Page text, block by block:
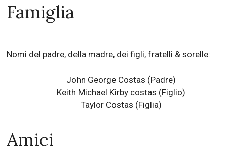
Famiglia
Nomi del padre, della madre, dei figli, fratelli & sorelle:
John George Costas (Padre)
Keith Michael Kirby costas (Figlio)
Taylor Costas (Figlia)
Amici